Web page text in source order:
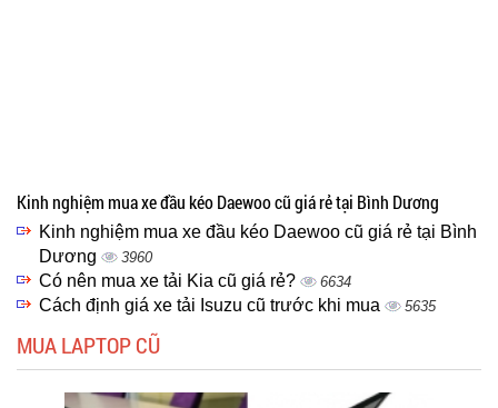
Kinh nghiệm mua xe đầu kéo Daewoo cũ giá rẻ tại Bình Dương
Kinh nghiệm mua xe đầu kéo Daewoo cũ giá rẻ tại Bình
Dương
3960
Có nên mua xe tải Kia cũ giá rẻ? 6634
Cách định giá xe tải Isuzu cũ trước khi mua 5635
MUA LAPTOP CŨ